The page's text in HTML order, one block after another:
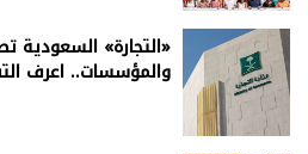
«التجارة» السعودية
والمؤسسات.. اعرف